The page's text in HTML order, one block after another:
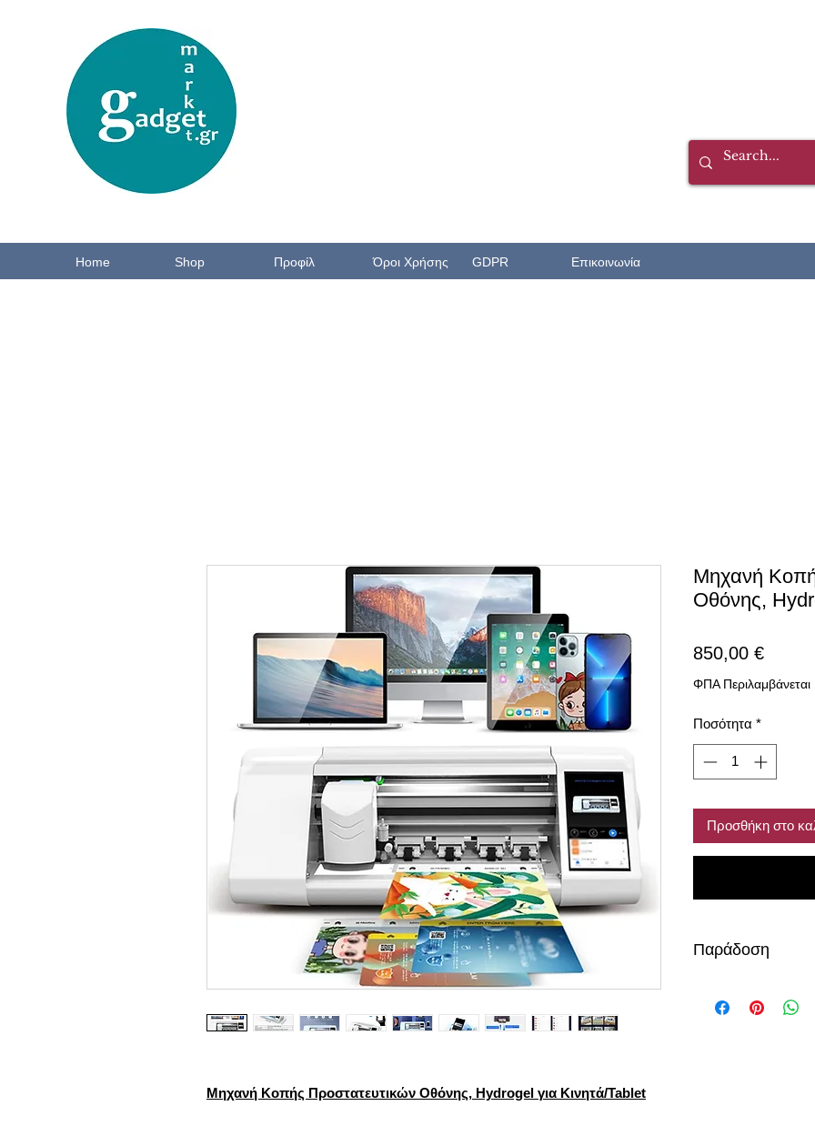
Home Shop Προφίλ Όροι Χρήσης GDPR Επικοινωνία
Μηχανή Κοπής Προστατευτικών Οθόνης, Hydrogel για Κινητά/Tablet
Μηχανή
Οθόνης,
850,00 €Τιμή
ΦΠΑ Περιλαμβάνεται
Ποσότητα *
Προσθήκη στο
Παράδοση